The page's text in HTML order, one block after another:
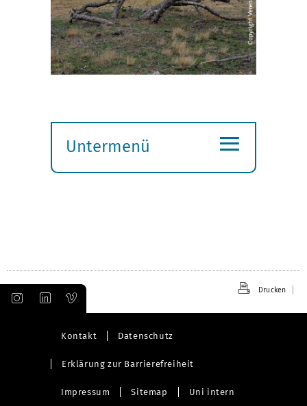
Untermenü
≡
Drucken
Kontakt Datenschutz
Erklärung zur Barrierefreiheit
Impressum Sitemap Uni intern